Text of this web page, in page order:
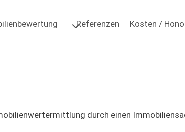
Referenzen Kosten /
durch einen